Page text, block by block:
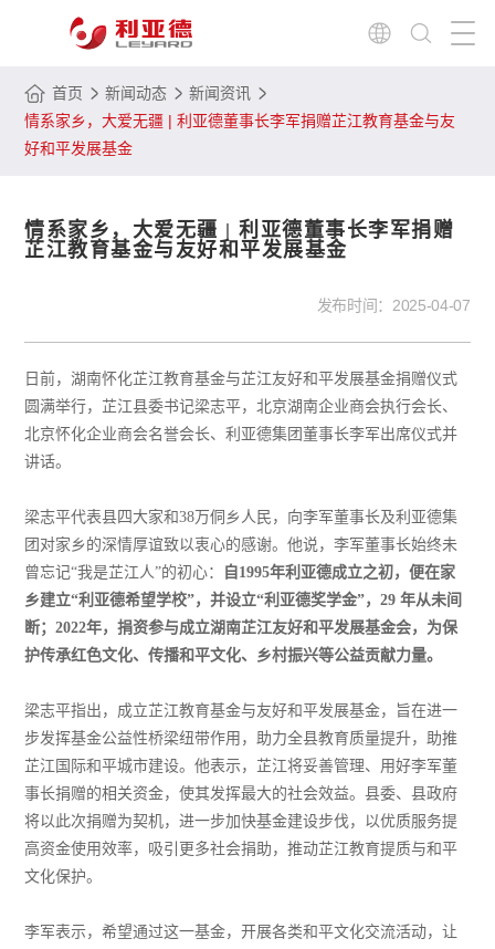
首页 新闻动态
新闻资讯
情系家乡，大爱无疆 | 利亚德董事长李军捐赠芷江教育基金与友
好和平发展基金
情系家乡，大爱无疆 | 利亚德董事长李军捐赠
芷江教育基金与友好和平发展基金
发布时间： 2025-04-07
日前，湖南怀化芷江教育基金与芷江友好和平发展基金捐赠仪式
圆满举行，芷江县委书记梁志平，北京湖南企业商会执行会长、
北京怀化企业商会名誉会长、利亚德集团董事长李军出席仪式并
讲话。
梁志平代表县四大家和38万侗乡人民，向李军董事长及利亚德集
团对家乡的深情厚谊致以衷心的感谢。他说，李军董事长始终未
曾忘记“我是芷江人”的初心：
自1995年利亚德成立之初，便在家
乡建立“利亚德希望学校”，并设立“利亚德奖学金”，29 年从未间
断；2022年，捐资参与成立湖南芷江友好和平发展基金会，为保
护传承红色文化、传播和平文化、乡村振兴等公益贡献力量。
梁志平指出，成立芷江教育基金与友好和平发展基金，旨在进一
步发挥基金公益性桥梁纽带作用，助力全县教育质量提升，助推
芷江国际和平城市建设。他表示，芷江将妥善管理、用好李军董
事长捐赠的相关资金，使其发挥最大的社会效益。县委、县政府
将以此次捐赠为契机，进一步加快基金建设步伐，以优质服务提
高资金使用效率，吸引更多社会捐助，推动芷江教育提质与和平
文化保护。
李军表示，希望通过这一基金，开展各类和平文化交流活动，让